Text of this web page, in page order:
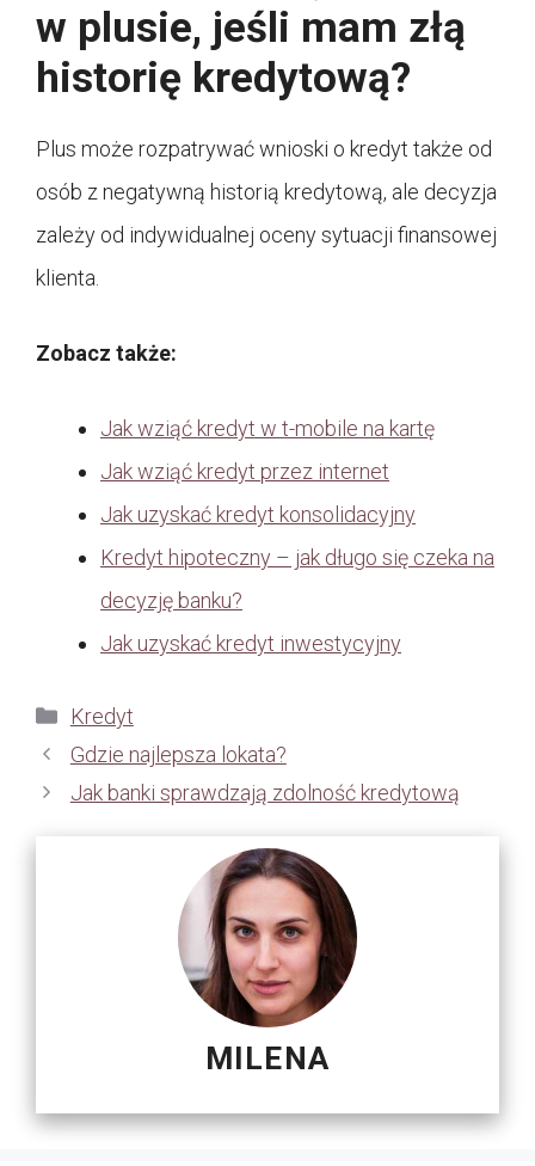
w plusie, jeśli mam złą
historię kredytową?
Plus może rozpatrywać wnioski o kredyt także od
osób z negatywną historią kredytową, ale decyzja
zależy od indywidualnej oceny sytuacji finansowej
klienta.
Zobacz także:
Jak wziąć kredyt w t-mobile na kartę
Jak wziąć kredyt przez internet
Jak uzyskać kredyt konsolidacyjny
Kredyt hipoteczny – jak długo się czeka na
decyzję banku?
Jak uzyskać kredyt inwestycyjny
Kategorie
Kredyt
Gdzie najlepsza lokata?
Jak banki sprawdzają zdolność kredytową
MILENA